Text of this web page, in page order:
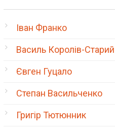
Іван Франко
Василь Королів-Старий
Євген Гуцало
Степан Васильченко
Григір Тютюнник